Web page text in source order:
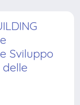
Sviluppo